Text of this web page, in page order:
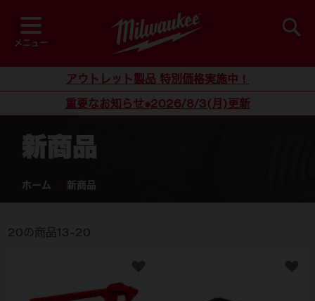
メニュー
検索
コンテンツにスキップアウトレット製品 特別価格実施中！
重要なお知らせ※2026/8/3(月)更新
新商品
ホーム / 新商品
20の商品13-20